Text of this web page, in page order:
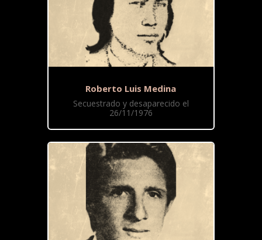
Roberto Luis Medina
Secuestrado y desaparecido el
26/11/1976